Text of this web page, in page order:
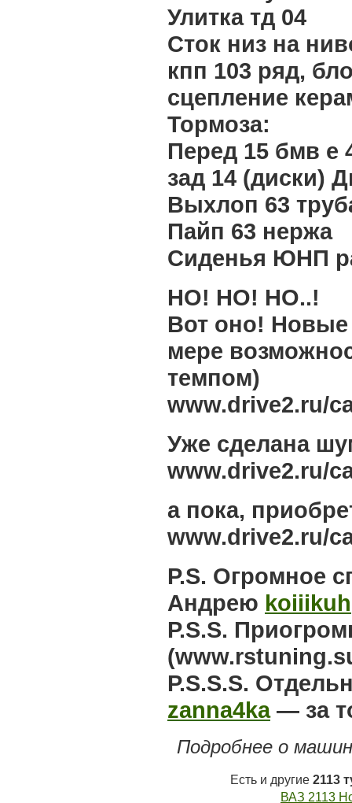
Улитка тд 04
Сток низ на
кпп 103 ряд,
сцепление
Тормоза:
Перед 15 бмв е
зад 14 (диски)
Выхлоп 63
Пайп 63 нержа
Сиденья ЮНП
НО! НО! НО..!
Вот оно! Новые
мере
темпом)
www.drive2.ru/
Уже сделана
www.drive2.ru/
а пока,
www.drive2.ru/
P.S. Огромное
Андрею koiiikuh
P.S.S.
P.S.S.S.
zanna4ka— за
Подробнее о
Есть и другие 2113
ВАЗ 2113